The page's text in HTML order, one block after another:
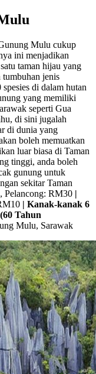
Mulu cukup
ini menjadikan
taman hijau yang
jenis
di dalam hutan
yang memiliki
seperti Gua
di sini jugalah
di dunia yang
boleh memuatkan
luar biasa di Taman
tinggi, anda boleh
gunung untuk
sekitar Taman
RM30 |
| Kanak-kanak 6
Tahun
Mulu, Sarawak